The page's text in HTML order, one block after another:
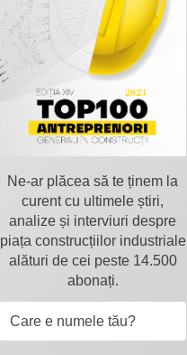
Ne-ar plăcea să te ținem la
curent cu ultimele știri,
analize și interviuri despre
piața construcțiilor industriale
alături de cei peste 14.500
abonați.